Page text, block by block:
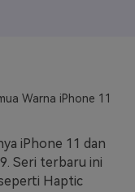
Kami
Warna iPhone 11
iPhone 11 dan
Seri terbaru ini
Haptic